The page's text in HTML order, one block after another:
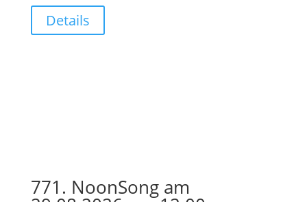
Details
771. NoonSong am